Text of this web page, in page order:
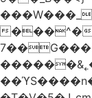
���^�